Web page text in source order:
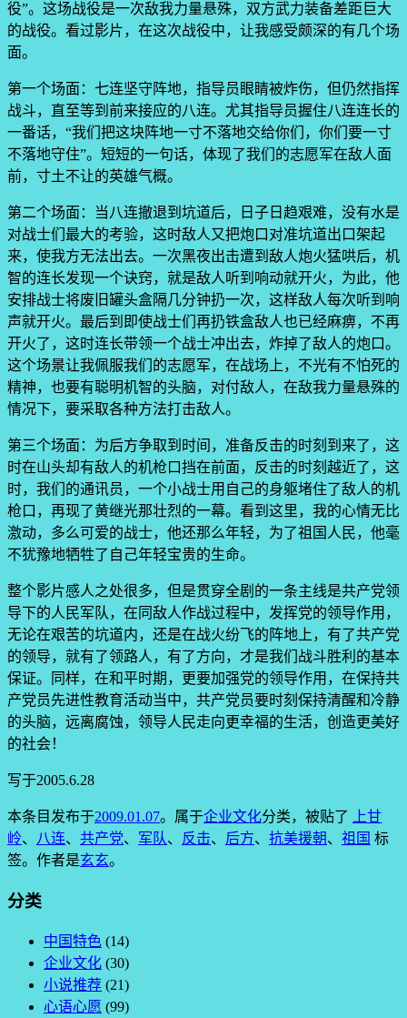
役”。这场战役是一次敌我力量悬殊，双方武力装备差距巨大
的战役。看过影片，在这次战役中，让我感受颇深的有几个场
面。
第一个场面：七连坚守阵地，指导员眼睛被炸伤，但仍然指挥
战斗，直至等到前来接应的八连。尤其指导员握住八连连长的
一番话，“我们把这块阵地一寸不落地交给你们，你们要一寸
不落地守住”。短短的一句话，体现了我们的志愿军在敌人面
前，寸土不让的英雄气概。
第二个场面：当八连撤退到坑道后，日子日趋艰难，没有水是
对战士们最大的考验，这时敌人又把炮口对准坑道出口架起
来，使我方无法出去。一次黑夜出击遭到敌人炮火猛哄后，机
智的连长发现一个诀窍，就是敌人听到响动就开火，为此，他
安排战士将废旧罐头盒隔几分钟扔一次，这样敌人每次听到响
声就开火。最后到即使战士们再扔铁盒敌人也已经麻痹，不再
开火了，这时连长带领一个战士冲出去，炸掉了敌人的炮口。
这个场景让我佩服我们的志愿军，在战场上，不光有不怕死的
精神，也要有聪明机智的头脑，对付敌人，在敌我力量悬殊的
情况下，要采取各种方法打击敌人。
第三个场面：为后方争取到时间，准备反击的时刻到来了，这
时在山头却有敌人的机枪口挡在前面，反击的时刻越近了，这
时，我们的通讯员，一个小战士用自己的身躯堵住了敌人的机
枪口，再现了黄继光那壮烈的一幕。看到这里，我的心情无比
激动，多么可爱的战士，他还那么年轻，为了祖国人民，他毫
不犹豫地牺牲了自己年轻宝贵的生命。
整个影片感人之处很多，但是贯穿全剧的一条主线是共产党领
导下的人民军队，在同敌人作战过程中，发挥党的领导作用，
无论在艰苦的坑道内，还是在战火纷飞的阵地上，有了共产党
的领导，就有了领路人，有了方向，才是我们战斗胜利的基本
保证。同样，在和平时期，更要加强党的领导作用，在保持共
产党员先进性教育活动当中，共产党员要时刻保持清醒和冷静
的头脑，远离腐蚀，领导人民走向更幸福的生活，创造更美好
的社会！
写于2005.6.28
本条目发布于2009.01.07。属于企业文化分类，被贴了
上甘
岭、 八连、 共产党、 军队、 反击、 后方、 抗美援朝、 祖国 标
签。 作者是玄玄。
分类
中国特色 (14)
企业文化 (30)
小说推荐 (21)
心语心愿 (99)